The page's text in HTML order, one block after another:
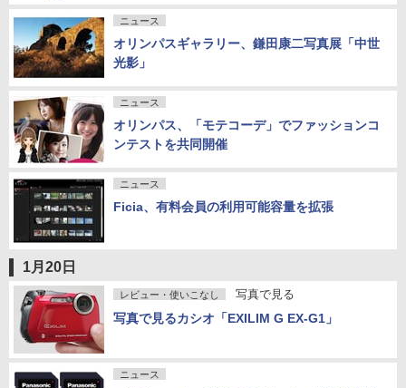
ニュース
オリンパスギャラリー、鎌田康二写真展「中世
光影」
ニュース
オリンパス、「モテコーデ」でファッションコ
ンテストを共同開催
ニュース
Ficia、有料会員の利用可能容量を拡張
1月20日
レビュー・使いこなし 写真で見る
写真で見るカシオ「EXILIM G EX-G1」
ニュース